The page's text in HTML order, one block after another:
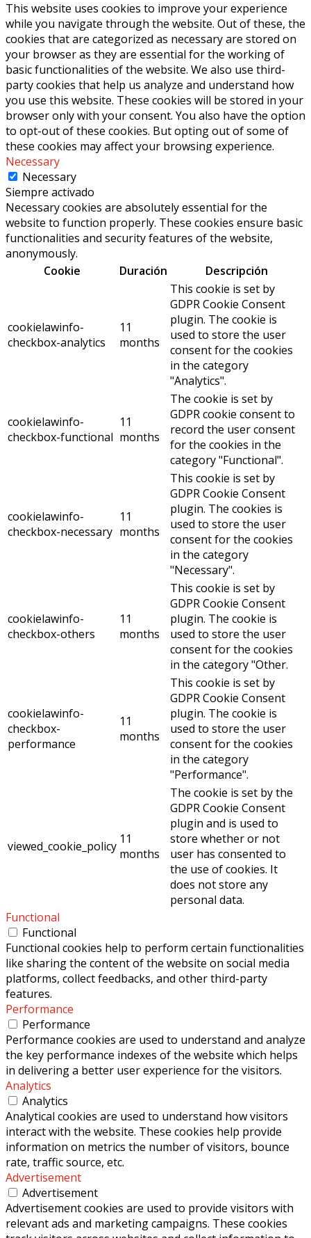
This website uses cookies to improve your experience
while you navigate through the website. Out of these, the
cookies that are categorized as necessary are stored on
your browser as they are essential for the working of
basic functionalities of the website. We also use third-
party cookies that help us analyze and understand how
you use this website. These cookies will be stored in your
browser only with your consent. You also have the option
to opt-out of these cookies. But opting out of some of
these cookies may affect your browsing experience.
Necessary
Necessary
Siempre activado
Necessary cookies are absolutely essential for the
website to function properly. These cookies ensure basic
functionalities and security features of the website,
anonymously.
Cookie
Duración Descripción
cookielawinfo-
checkbox-analytics
11
months
This cookie is set by
GDPR Cookie Consent
plugin. The cookie is
used to store the user
consent for the cookies
in the category
"Analytics".
cookielawinfo-
checkbox-functional
11
months
The cookie is set by
GDPR cookie consent to
record the user consent
for the cookies in the
category "Functional".
cookielawinfo-
checkbox-necessary
11
months
This cookie is set by
GDPR Cookie Consent
plugin. The cookies is
used to store the user
consent for the cookies
in the category
"Necessary".
cookielawinfo-
checkbox-others
11
months
This cookie is set by
GDPR Cookie Consent
plugin. The cookie is
used to store the user
consent for the cookies
in the category "Other.
cookielawinfo-
checkbox-
performance
11
months
This cookie is set by
GDPR Cookie Consent
plugin. The cookie is
used to store the user
consent for the cookies
in the category
"Performance".
viewed_cookie_policy 11
months
The cookie is set by the
GDPR Cookie Consent
plugin and is used to
store whether or not
user has consented to
the use of cookies. It
does not store any
personal data.
Functional
Functional
Functional cookies help to perform certain functionalities
like sharing the content of the website on social media
platforms, collect feedbacks, and other third-party
features.
Performance
Performance
Performance cookies are used to understand and analyze
the key performance indexes of the website which helps
in delivering a better user experience for the visitors.
Analytics
Analytics
Analytical cookies are used to understand how visitors
interact with the website. These cookies help provide
information on metrics the number of visitors, bounce
rate, traffic source, etc.
Advertisement
Advertisement
Advertisement cookies are used to provide visitors with
relevant ads and marketing campaigns. These cookies